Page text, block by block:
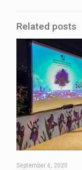
Related posts
September 6, 2020